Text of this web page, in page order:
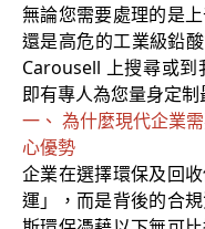
無論您需要處理的是
還是高危的工業級鉛
Carousell 上搜尋或
即有專人為您量身定
一、 為什麼現代企業
心優勢
企業在選擇環保及回
運」，而是背後的合